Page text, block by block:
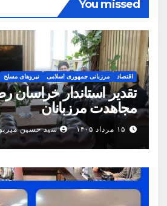
You missed
اقتصاد مرزبانی جمهوری اسلامی نیروهای مسلح
تقدیر استاندار خراسان
مجاهدت مرزبانان
۱۵ مرداد ۱۴۰۵ سید حسین